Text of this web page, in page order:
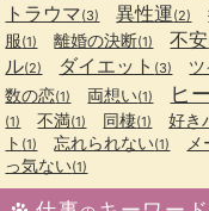
トラウマ(3) 異性運(2)
服(1) 離婚の決断(1) 不安
ル(2) ダイエット (3)
数の恋(1) 両想い(1) ヒ
(1) 不満(1) 同棲(1) 好き
ト (1) 忘れられない(1)
っ気ない(1)